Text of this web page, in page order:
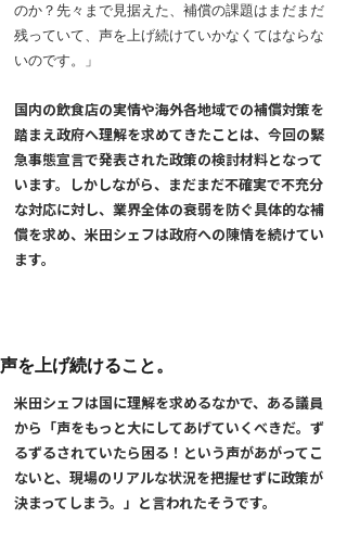
のか？先々まで見据えた、補償の課題はまだまだ
残っていて、声を上げ続けていかなくてはならな
いのです。」
国内の飲食店の実情や海外各地域での補償対策を
踏まえ政府へ理解を求めてきたことは、今回の緊
急事態宣言で発表された政策の検討材料となって
います。しかしながら、まだまだ不確実で不充分
な対応に対し、業界全体の衰弱を防ぐ具体的な補
償を求め、米田シェフは政府への陳情を続けてい
ます。
声を上げ続けること。
米田シェフは国に理解を求めるなかで、ある議員
から「声をもっと大にしてあげていくべきだ。ず
るずるされていたら困る！という声があがってこ
ないと、現場のリアルな状況を把握せずに政策が
決まってしまう。」と言われたそうです。